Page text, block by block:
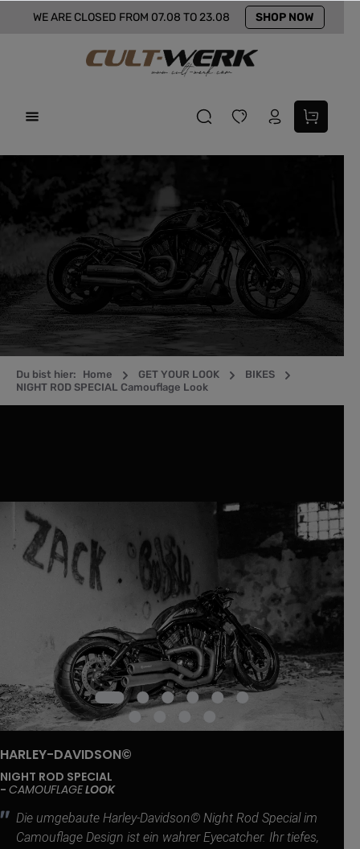
springen
10% SUMMER DISCOUNT
WE ARE CLOSED FROM 07.08 TO 23.08
SHOP NOW
Du bist hier: Home GET YOUR LOOK
BIKES
NIGHT ROD SPECIAL Camouflage Look
HARLEY-DAVIDSON©
NIGHT ROD SPECIAL
- CAMOUFLAGELOOK
Die umgebaute Harley-Davidson© Night Rod Special im
Camouflage Design ist ein wahrer Eyecatcher. Ihr tiefes,